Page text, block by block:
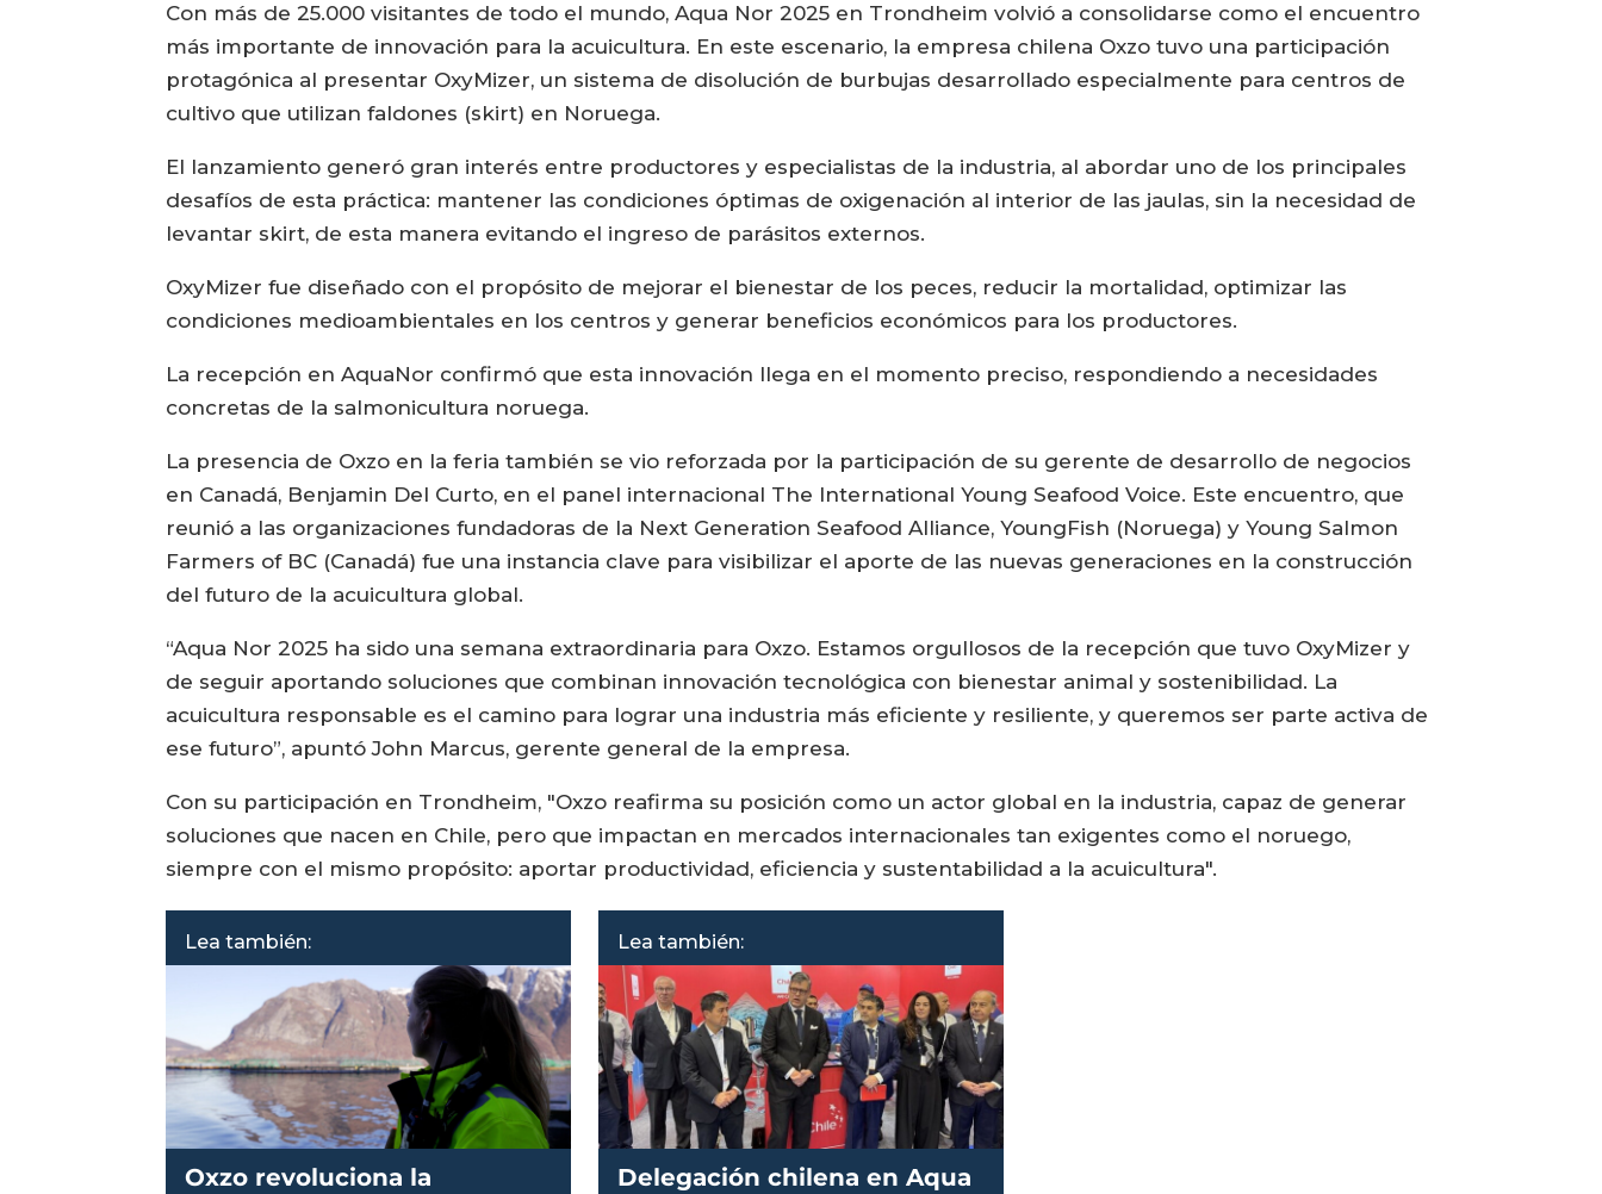
Con más de 25.000 visitantes de todo el mundo, Aqua Nor 2025 en Trondheim volvió a consolidarse como el encuentro
más importante de innovación para la acuicultura. En este escenario, la empresa chilena Oxzo tuvo una participación
protagónica al presentar OxyMizer, un sistema de disolución de burbujas desarrollado especialmente para centros de
cultivo que utilizan faldones (skirt) en Noruega.
El lanzamiento generó gran interés entre productores y especialistas de la industria, al abordar uno de los principales
desafíos de esta práctica: mantener las condiciones óptimas de oxigenación al interior de las jaulas, sin la necesidad de
levantar skirt, de esta manera evitando el ingreso de parásitos externos.
OxyMizer fue diseñado con el propósito de mejorar el bienestar de los peces, reducir la mortalidad, optimizar las
condiciones medioambientales en los centros y generar beneficios económicos para los productores.
La recepción en AquaNor confirmó que esta innovación llega en el momento preciso, respondiendo a necesidades
concretas de la salmonicultura noruega.
La presencia de Oxzo en la feria también se vio reforzada por la participación de su gerente de desarrollo de negocios
en Canadá, Benjamin Del Curto, en el panel internacional The International Young Seafood Voice. Este encuentro, que
reunió a las organizaciones fundadoras de la Next Generation Seafood Alliance, YoungFish (Noruega) y Young Salmon
Farmers of BC (Canadá) fue una instancia clave para visibilizar el aporte de las nuevas generaciones en la construcción
del futuro de la acuicultura global.
“Aqua Nor 2025 ha sido una semana extraordinaria para Oxzo. Estamos orgullosos de la recepción que tuvo OxyMizer y
de seguir aportando soluciones que combinan innovación tecnológica con bienestar animal y sostenibilidad. La
acuicultura responsable es el camino para lograr una industria más eficiente y resiliente, y queremos ser parte activa de
ese futuro”, apuntó John Marcus, gerente general de la empresa.
Con su participación en Trondheim, "Oxzo reafirma su posición como un actor global en la industria, capaz de generar
soluciones que nacen en Chile, pero que impactan en mercados internacionales tan exigentes como el noruego,
siempre con el mismo propósito: aportar productividad, eficiencia y sustentabilidad a la acuicultura".
Lea también:
Oxzo revoluciona la
Lea también:
Delegación chilena en Aqua